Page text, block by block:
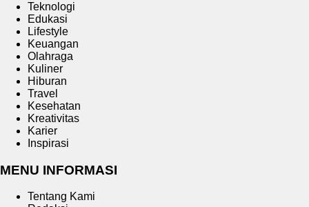
Teknologi
Edukasi
Lifestyle
Keuangan
Olahraga
Kuliner
Hiburan
Travel
Kesehatan
Kreativitas
Karier
Inspirasi
MENU INFORMASI
Tentang Kami